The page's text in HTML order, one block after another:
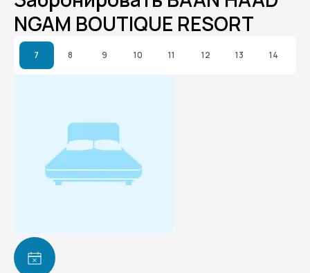
NGAM BOUTIQUE RESORT
7 8 9 10 11 12 13 14